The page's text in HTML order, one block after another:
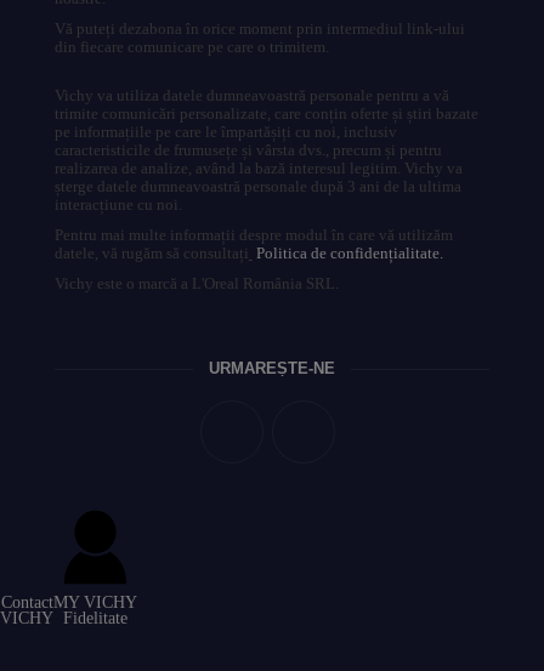
Vă puteți dezabona în orice moment prin intermediul link-ului
din fiecare comunicare pe care o trimitem.
Vichy va utiliza datele dumneavoastră personale pentru a vă
trimite comunicări personalizate, care conțin oferte și știri bazate
pe informațiile pe care le împartășiți cu noi, inclusiv
caracteristicile de frumusețe și vârsta dvs., precum și pentru
realizarea de analize, având la bază interesul legitim. Vichy va
șterge datele dumneavoastră personale după 3 ani de la ultima
interacțiune cu noi.
Pentru mai multe informații despre modul în care vă utilizăm
datele, vă rugăm să consultați Politica de confidențialitate.
Vichy este o marcă a L'Oreal România SRL.
URMĂREȘTE-NE
Contact
VICHY
MY VICHY
Fidelitate